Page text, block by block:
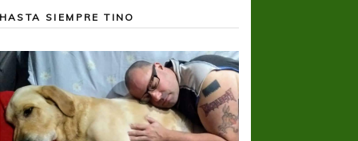
HASTA SIEMPRE TINO